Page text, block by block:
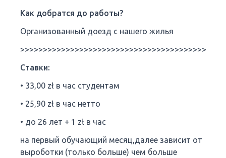
Как добратся до работы?
Организованный доезд с нашего жилья
Ставки:
• 33,00 zł в час студентам
• 25,90 zł в час нетто
• до 26 лет + 1 zł в час
на первый обучающий месяц,далее зависит от
выроботки (только больше) чем больше